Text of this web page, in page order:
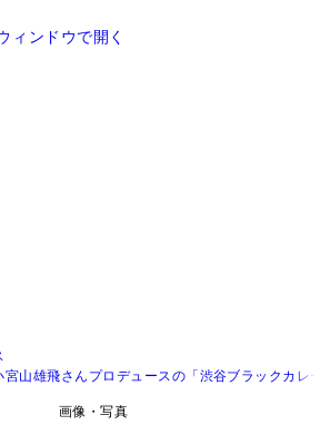
ィンドウで開く
宮山雄飛さんプロデュースの「渋谷ブラックカ
画像・写真